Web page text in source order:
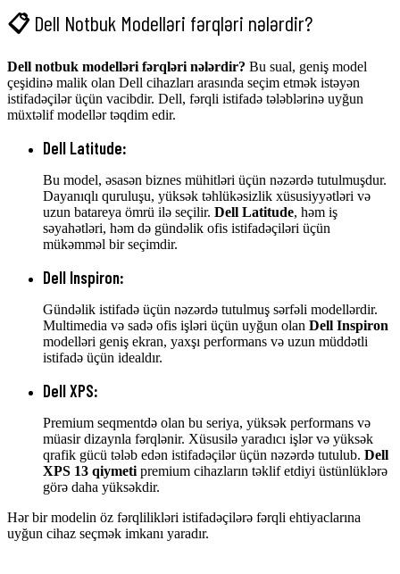
📋 Dell Notbuk Modelləri fərqləri nələrdir?
Dell notbuk modelləri fərqləri nələrdir? Bu sual, geniş model
çeşidinə malik olan Dell cihazları arasında seçim etmək istəyən
istifadəçilər üçün vacibdir. Dell, fərqli istifadə tələblərinə uyğun
müxtəlif modellər təqdim edir.
Dell Latitude:
Bu model, əsasən biznes mühitləri üçün nəzərdə tutulmuşdur.
Dayanıqlı quruluşu, yüksək təhlükəsizlik xüsusiyyətləri və
uzun batareya ömrü ilə seçilir. Dell Latitude, həm iş
səyahətləri, həm də gündəlik ofis istifadəçiləri üçün
mükəmməl bir seçimdir.
Dell Inspiron:
Gündəlik istifadə üçün nəzərdə tutulmuş sərfəli modellərdir.
Multimedia və sadə ofis işləri üçün uyğun olan Dell Inspiron
modelləri geniş ekran, yaxşı performans və uzun müddətli
istifadə üçün idealdır.
Dell XPS:
Premium seqmentdə olan bu seriya, yüksək performans və
müasir dizaynla fərqlənir. Xüsusilə yaradıcı işlər və yüksək
qrafik gücü tələb edən istifadəçilər üçün nəzərdə tutulub. Dell
XPS 13 qiymeti premium cihazların təklif etdiyi üstünlüklərə
görə daha yüksəkdir.
Hər bir modelin öz fərqlilikləri istifadəçilərə fərqli ehtiyaclarına
uyğun cihaz seçmək imkanı yaradır.